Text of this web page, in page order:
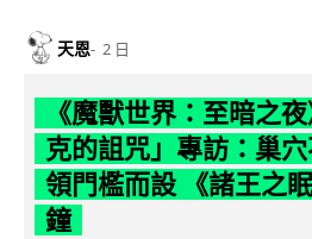
天恩 2 日
《魔獸世界：至暗之
克的詛咒」專訪：巢
領門檻而設 《諸王之
鐘